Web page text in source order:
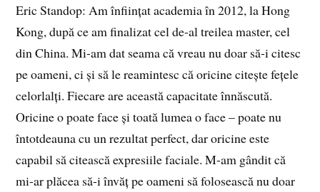
Eric Standop: Am înființat academia în 2012, la Hong
Kong, după ce am finalizat cel de-al treilea master, cel
din China. Mi-am dat seama că vreau nu doar să-i citesc
pe oameni, ci și să le reamintesc că oricine citește fețele
celorlalți. Fiecare are această capacitate înnăscută.
Oricine o poate face și toată lumea o face – poate nu
întotdeauna cu un rezultat perfect, dar oricine este
capabil să citească expresiile faciale. M-am gândit că
mi-ar plăcea să-i învăț pe oameni să folosească nu doar